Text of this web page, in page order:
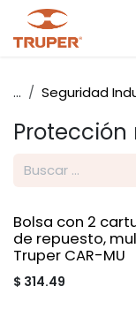
Ir al contenido
... Seguridad
Bolsa con 2
de repuesto,
Truper CAR-MU
$ 314.49